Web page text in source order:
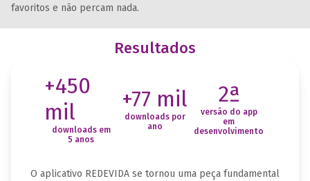
favoritos e não percam nada.
Resultados
+450
mil
downloads em
5 anos
+77 mil
downloads por
ano
2ª
versão do app
em
desenvolvimento
O aplicativo REDEVIDA se tornou uma peça fundamental